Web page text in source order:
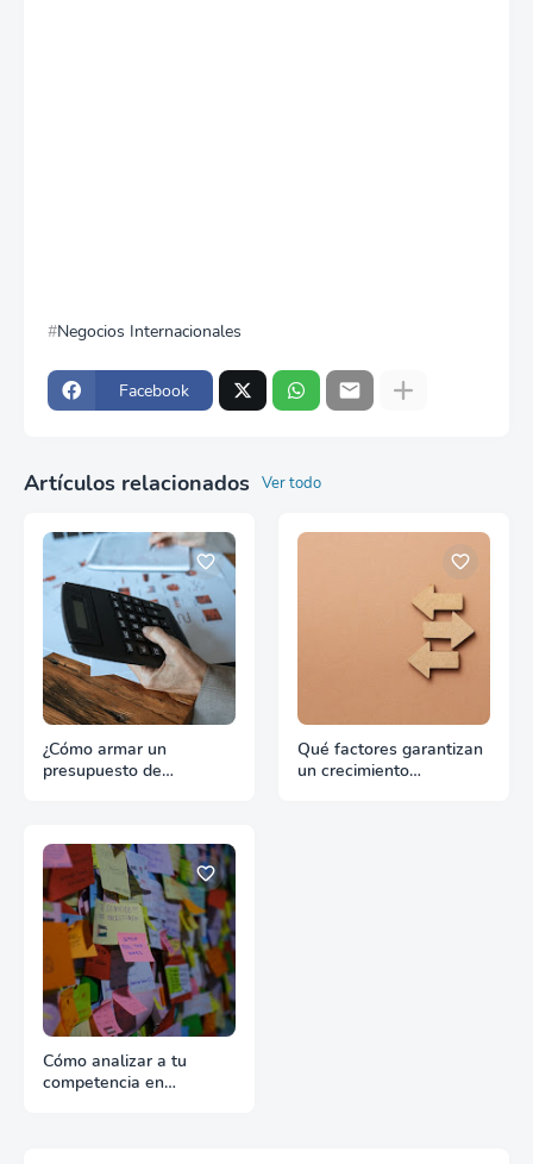
Negocios Internacionales
Facebook
Artículos relacionados Ver todo
¿Cómo armar un
presupuesto de
Qué factores garantizan
un crecimiento
Cómo analizar a tu
competencia en